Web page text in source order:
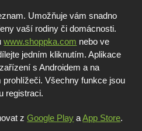
Umožňuje vám snadno
vaší rodiny či domácnosti.
www.shoppka.com nebo ve
jedním kliknutím. Aplikace
s Androidem a na
prohlížeči. Všechny funkce jsou
registraci.
zGoogle Play aApp Store.